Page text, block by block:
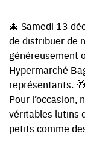
🎄 Samedi 13
de distribuer de
généreusement
Hypermarché
représentants.
Pour l’occasion,
véritables lutins
petits comme